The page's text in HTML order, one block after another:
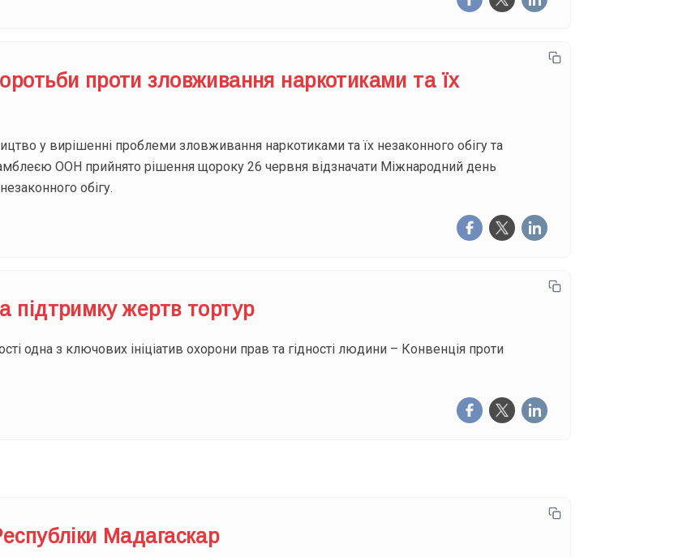
проти зловживання наркотиками та їх
у вирішенні проблеми зловживання наркотиками та їх незаконного обігу та
ООН прийнято рішення щороку 26 червня відзначати Міжнародний день
обігу.
підтримку жертв тортур
одна з ключових ініціатив охорони прав та гідності людини – Конвенція проти
Мадагаскар